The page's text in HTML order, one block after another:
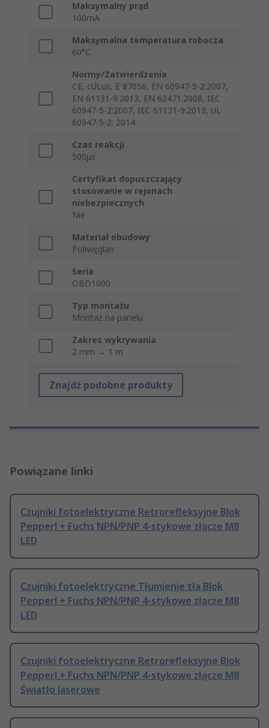
Maksymalny prąd
100mA
Maksymalna temperatura robocza
60°C
Normy/Zatwierdzenia
CE, cULus, E 87056, EN 60947-5-2:2007,
EN 61131-9:2013, EN 62471:2008, IEC
60947-5-2:2007, IEC 61131-9:2013, UL
60947-5-2: 2014
Czas reakcji
500μs
Certyfikat dopuszczający
stosowanie w rejonach
niebezpiecznych
Nie
Materiał obudowy
Poliwęglan
Seria
OBD1000
Typ montażu
Montaż na panelu
Zakres wykrywania
2 mm → 1 m
Znajdź podobne produkty
Powiązane linki
Czujniki fotoelektryczne Retrorefleksyjne Blok
Pepperl + Fuchs NPN/PNP 4-stykowe złącze M8
LED
Czujniki fotoelektryczne Tłumienie tła Blok
Pepperl + Fuchs NPN/PNP 4-stykowe złącze M8
LED
Czujniki fotoelektryczne Retrorefleksyjne Blok
Pepperl + Fuchs NPN/PNP 4-stykowe złącze M8
Światło laserowe